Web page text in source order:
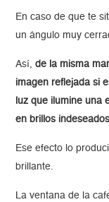
En caso de que te
un ángulo muy
Así,de la misma
imagen reflejada si
luz que ilumine una
en brillos
Ese efecto lo
brillante.
La ventana de la